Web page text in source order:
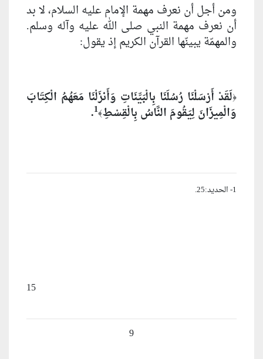
ومن أجل أن نعرف مهمة الإمام عليه السلام، لا بد
أن نعرف مهمة النبي‏ صلى الله عليه وآله وسلم.
والمهمّة يبينّها القرآن الكريم إذ يقول:
﴿لَقَدْ أَرْسَلْنَا رُسُلَنَا بِالْبَيِّنَاتِ وَأَنزَلْنَا مَعَهُمُ الْكِتَابَ
وَالْمِيزَانَ لِيَقُومَ النَّاسُ بِالْقِسْطِ﴾1
.
1- الحديد:25.
15
9